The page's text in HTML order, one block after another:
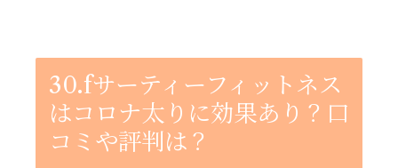
30.fサーティーフィットネス
はコロナ太りに効果あり？口
コミや評判は？